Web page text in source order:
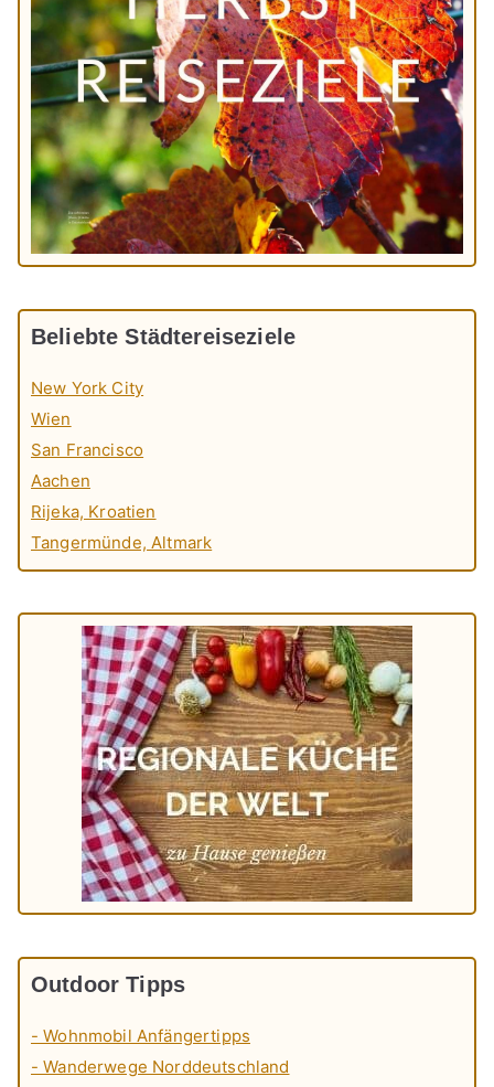
Beliebte Städtereiseziele
New York City
Wien
San Francisco
Aachen
Rijeka, Kroatien
Tangermünde, Altmark
Outdoor Tipps
- Wohnmobil Anfängertipps
- Wanderwege Norddeutschland